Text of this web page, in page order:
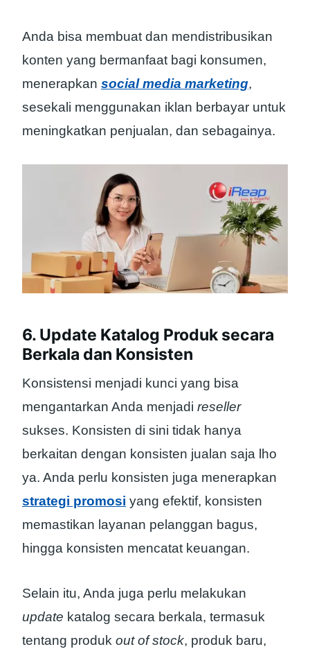
Anda bisa membuat dan mendistribusikan
konten yang bermanfaat bagi konsumen,
menerapkan social media marketing,
sesekali menggunakan iklan berbayar untuk
meningkatkan penjualan, dan sebagainya.
6. Update Katalog Produk secara
Berkala dan Konsisten
Konsistensi menjadi kunci yang bisa
mengantarkan Anda menjadi reseller
sukses. Konsisten di sini tidak hanya
berkaitan dengan konsisten jualan saja lho
ya. Anda perlu konsisten juga menerapkan
strategi promosi yang efektif, konsisten
memastikan layanan pelanggan bagus,
hingga konsisten mencatat keuangan.
Selain itu, Anda juga perlu melakukan
update katalog secara berkala, termasuk
tentang produk out of stock, produk baru,